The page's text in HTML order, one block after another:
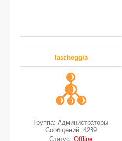
lascheggia
Группа: Администраторы
Сообщений: 4239
Статус: Offline